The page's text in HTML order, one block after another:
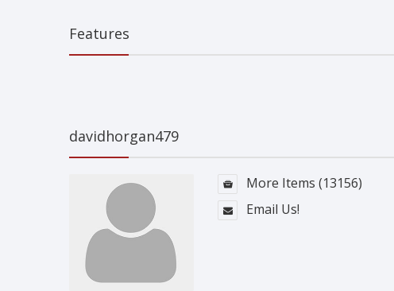
Features
davidhorgan479
More Items (13156)
Email Us!